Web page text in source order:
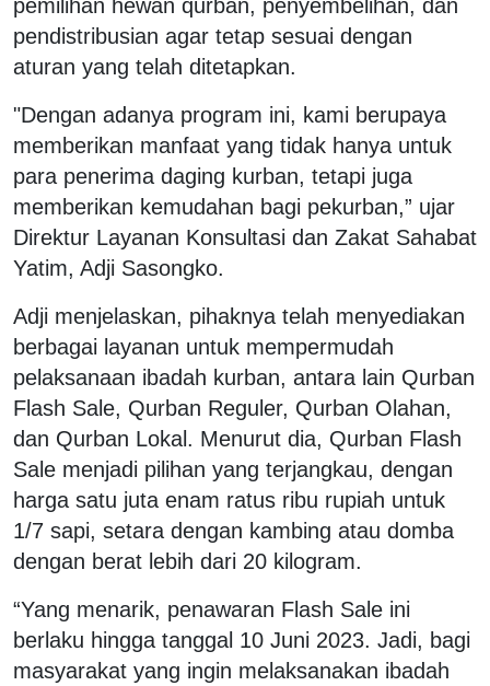
pemilihan hewan qurban, penyembelihan, dan
pendistribusian agar tetap sesuai dengan
aturan yang telah ditetapkan.
"Dengan adanya program ini, kami berupaya
memberikan manfaat yang tidak hanya untuk
para penerima daging kurban, tetapi juga
memberikan kemudahan bagi pekurban,” ujar
Direktur Layanan Konsultasi dan Zakat Sahabat
Yatim, Adji Sasongko.
Adji menjelaskan, pihaknya telah menyediakan
berbagai layanan untuk mempermudah
pelaksanaan ibadah kurban, antara lain Qurban
Flash Sale, Qurban Reguler, Qurban Olahan,
dan Qurban Lokal. Menurut dia, Qurban Flash
Sale menjadi pilihan yang terjangkau, dengan
harga satu juta enam ratus ribu rupiah untuk
1/7 sapi, setara dengan kambing atau domba
dengan berat lebih dari 20 kilogram.
“Yang menarik, penawaran Flash Sale ini
berlaku hingga tanggal 10 Juni 2023. Jadi, bagi
masyarakat yang ingin melaksanakan ibadah